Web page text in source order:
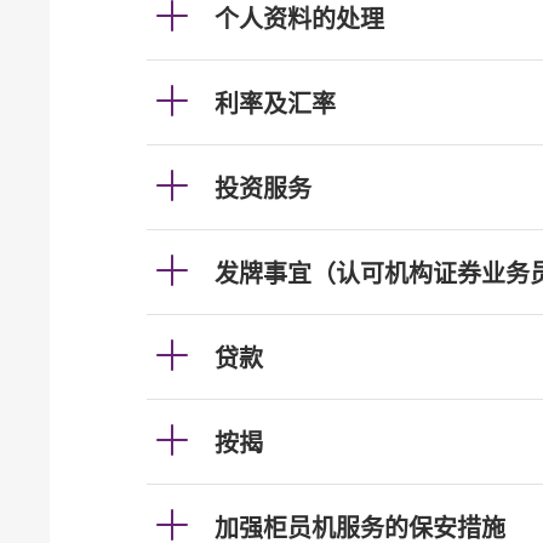
个人资料的处理
利率及汇率
投资服务
发牌事宜（认可机构证券业务
贷款
按揭
加强柜员机服务的保安措施